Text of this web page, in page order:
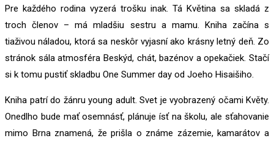
Pre každého rodina vyzerá trošku inak. Tá Květina sa skladá z
troch členov – má mladšiu sestru a mamu. Kniha začína s
tiaživou náladou, ktorá sa neskôr vyjasní ako krásny letný deň. Zo
stránok sála atmosféra Beskýd, chát, bazénov a opekačiek. Stačí
si k tomu pustiť skladbu One Summer day od Joeho Hisaišiho.
Kniha patrí do žánru young adult. Svet je vyobrazený očami Květy.
Onedlho bude mať osemnásť, plánuje ísť na školu, ale sťahovanie
mimo Brna znamená, že prišla o známe zázemie, kamarátov a